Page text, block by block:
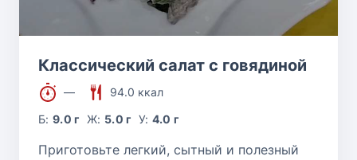
Классический салат с говядиной
—
94.0 ккал
Б:9.0 г Ж: 5.0 г У: 4.0 г
Приготовьте легкий, сытный и полезный